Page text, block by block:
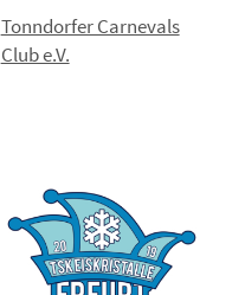
Tonndorfer Carnevals
Club e.V.